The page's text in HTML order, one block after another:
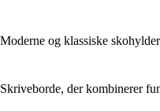
Moderne og klassiske
Skriveborde, der kombinerer